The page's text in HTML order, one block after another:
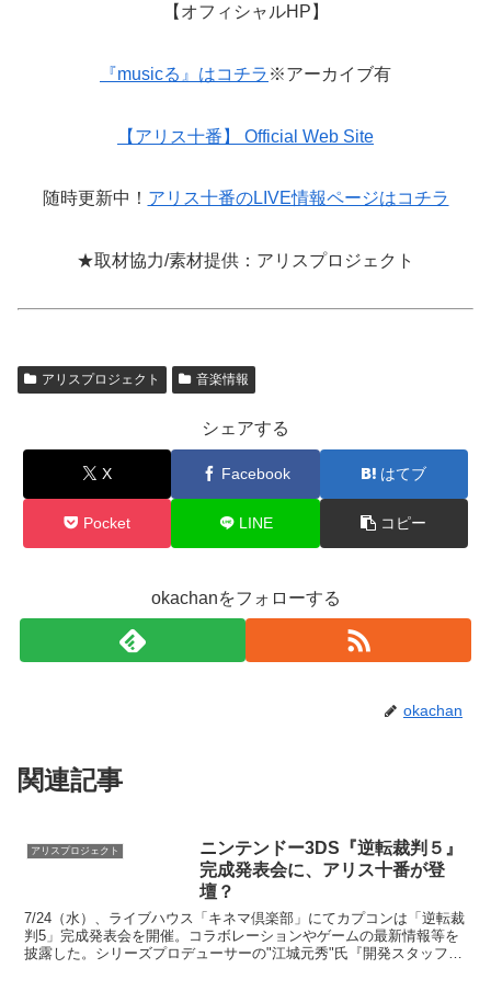
【オフィシャルHP】
『musicる』はコチラ ※アーカイブ有
【アリス十番】 Official Web Site
随時更新中！ アリス十番のLIVE情報ページはコチラ
★取材協力/素材提供：アリスプロジェクト
アリスプロジェクト 音楽情報
シェアする
X Facebook はてブ
Pocket LINE コピー
okachanをフォローする
okachan
関連記事
アリスプロジェクト
ニンテンドー3DS『逆転裁判５』
完成発表会に、アリス十番が登
壇？
7/24（水）、ライブハウス「キネマ倶楽部」にてカプコンは「逆転裁
判5」完成発表会を開催。コラボレーションやゲームの最新情報等を
披露した。シリーズプロデューサーの"江城元秀"氏『開発スタッフ一